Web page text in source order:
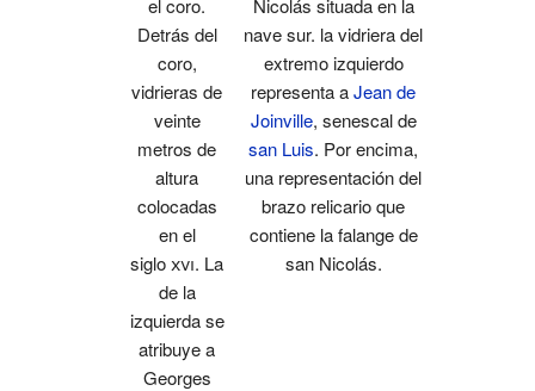
el coro.
Detrás del
coro,
vidrieras de
veinte
metros de
altura
colocadas
en el
sigloxvi. La
de la
izquierda se
atribuye a
Georges
Nicolás situada en la
nave sur. la vidriera del
extremo izquierdo
representa aJean de
Joinville, senescal de
san Luis. Por encima,
una representación del
brazo relicario que
contiene la falange de
san Nicolás.